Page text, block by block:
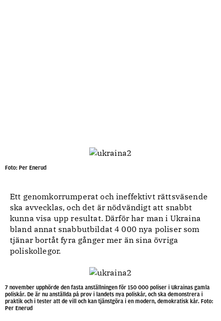
Foto: Per Enerud
Ett genomkorrumperat och ineffektivt rättsväsende
ska avvecklas, och det är nödvändigt att snabbt
kunna visa upp resultat. Därför har man i Ukraina
bland annat snabbutbildat 4 000 nya poliser som
tjänar bortåt fyra gånger mer än sina övriga
poliskollegor.
7 november upphörde den fasta anställningen för 150 000 poliser i Ukrainas gamla
poliskår. De är nu anställda på prov i landets nya poliskår, och ska demonstrera i
praktik och i tester att de vill och kan tjänstgöra i en modern, demokratisk kår. Foto:
Per Enerud